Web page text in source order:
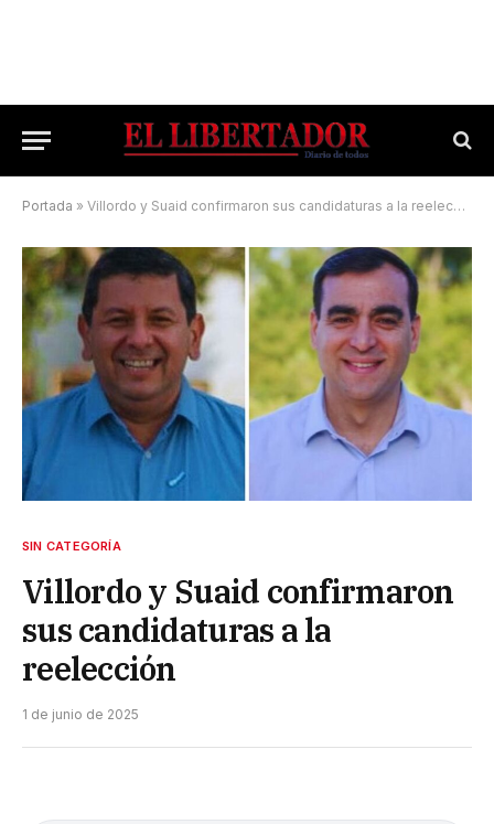
Portada » Villordo y Suaid confirmaron sus candidaturas a la reelección
SIN CATEGORÍA
Villordo y Suaid confirmaron
sus candidaturas a la
reelección
1 de junio de 2025